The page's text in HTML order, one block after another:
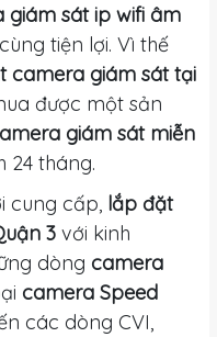
giám sát ip wifi âm
tiện lợi. Vì thế
camera giám sát tại
được một sản
giám sát miễn
24 tháng.
cung cấp, lắp đặt
3 với kinh
dòng camera
camera Speed
các dòng CVI,